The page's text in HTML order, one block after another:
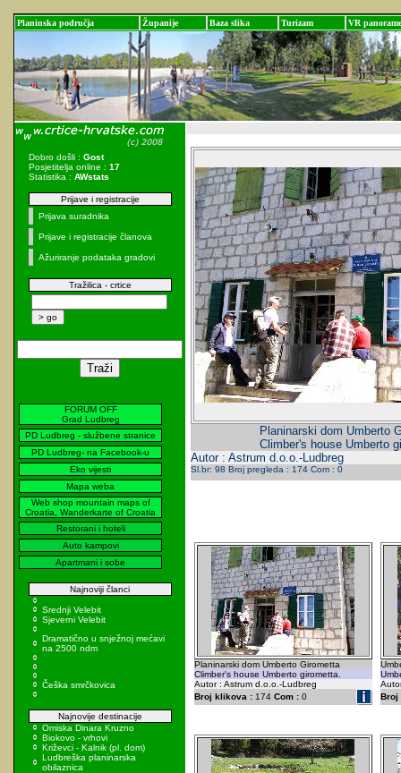
Planinska područja Županije Baza slika Turizam VR panorame
Dobro došli : Gost
Posjetitelja online : 17
Statistika : AWstats
Prijave i registracije
Prijava suradnika
Prijave i registracije članova
Ažuriranje podataka gradovi
Tražilica - crtice
FORUM OFF
Grad Ludbreg
PD Ludbreg - službene stranice
PD Ludbreg- na Facebook-u
Eko vijesti
Mapa weba
Web shop mountain maps of
Croatia, Wanderkarte of Croatia
Restorani i hoteli
Auto kampovi
Apartmani i sobe
Najnoviji članci
Srednji Velebit
Sjeverni Velebit
Dramatično u snježnoj mećavi
na 2500 ndm
Češka smrčkovica
Najnovije destinacije
Omiska Dinara Kruzno
Biokovo - vrhovi
Križevci - Kalnik (pl. dom)
Ludbreška planinarska
obilaznica
Planinarski dom Umberto
Climber's house Umberto
Autor : Astrum d.o.o.-Ludbreg
Sl.br: 98 Broj pregleda : 174 Com : 0
Planinarski dom Umberto Girometta
Climber's house Umberto girometta.
Autor : Astrum d.o.o.-Ludbreg
Broj klikova :174 Com :0
Broj